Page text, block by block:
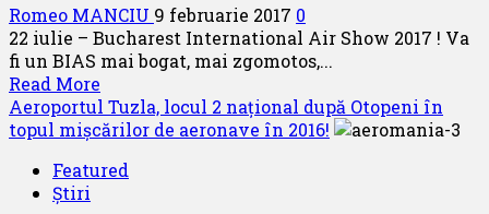
află
în
dezbatere
la
Camera
Deputaților.
Romeo MANCIU 9 februarie 2017 0
22 iulie – Bucharest International Air Show 2017 ! Va
fi un BIAS mai bogat, mai zgomotos,...
Read More
more
about
2017
Aeroportul Tuzla, locul 2 național după Otopeni în
topul mișcărilor de aeronave în 2016!
Featured
Știri